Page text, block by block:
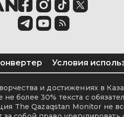
Условия
и достижениях в
более 30% текста с
The Qazaqstan Monitor не